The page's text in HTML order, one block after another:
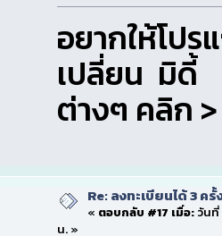
อยากให้โป
เปลี่ยน มิดี้
ต่างๆ คลิก
Re: ลงทะเบียนได้ 3 ค
« ตอบกลับ #17 เมื่อ:วันที่
น. »